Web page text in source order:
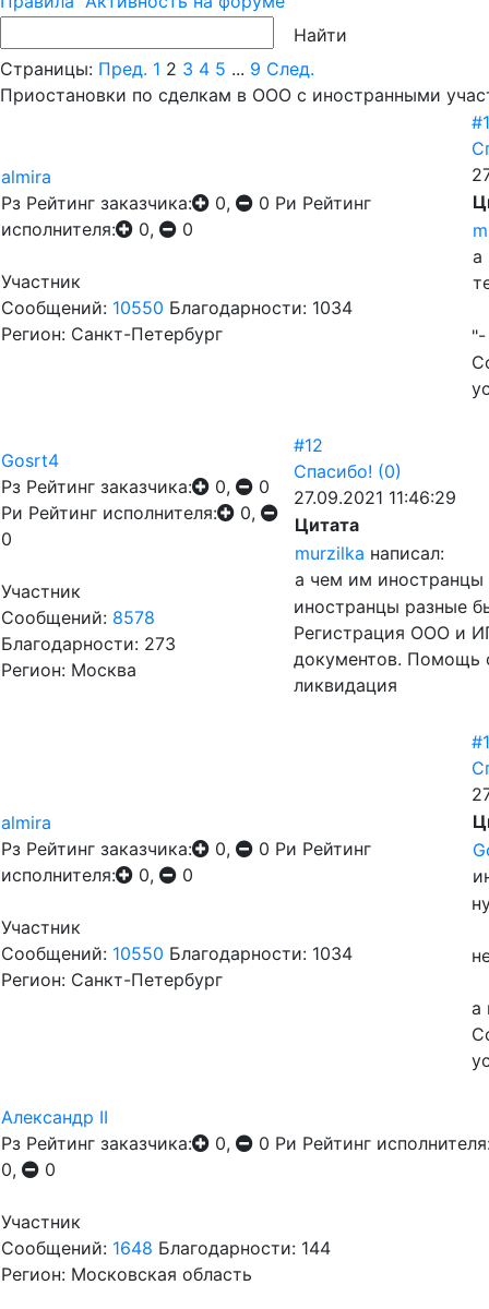
Страницы: Пред. 1 2 3 4 5 ... 9 След.
Приостановки по сделкам в ООО с иностранными
almira
Рз Рейтинг заказчика: 0, 0 Ри Рейтинг
исполнителя:
0, 0
Участник
Сообщений: 10550 Благодарности: 1034
Регион: Санкт-Петербург
а
Gosrt4
Рз Рейтинг заказчика: 0,
0
Ри Рейтинг исполнителя:
0,
0
Участник
Сообщений: 8578
Благодарности: 273
Регион: Москва
#12
Спасибо! (0)
27.09.2021 11:46:29
Цитата
murzilka написал:
а чем им иностранцы
иностранцы разные
Регистрация ООО и
документов. Помощь
ликвидация
almira
Рз Рейтинг заказчика: 0, 0 Ри Рейтинг
исполнителя:
0, 0
Участник
Сообщений: 10550 Благодарности: 1034
Регион: Санкт-Петербург
а
Александр II
Рз Рейтинг заказчика: 0, 0 Ри Рейтинг
0,
0
Участник
Сообщений: 1648 Благодарности: 144
Регион: Московская область